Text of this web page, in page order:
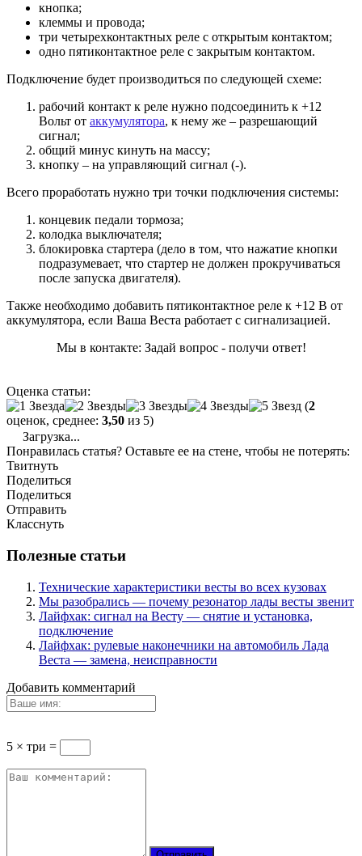
кнопка;
клеммы и провода;
три четырехконтактных реле с открытым контактом;
одно пятиконтактное реле с закрытым контактом.
Подключение будет производиться по следующей схеме:
рабочий контакт к реле нужно подсоединить к +12
Вольт от аккумулятора, к нему же – разрешающий
сигнал;
общий минус кинуть на массу;
кнопку – на управляющий сигнал (-).
Всего проработать нужно три точки подключения системы:
концевик педали тормоза;
колодка выключателя;
блокировка стартера (дело в том, что нажатие кнопки
подразумевает, что стартер не должен прокручиваться
после запуска двигателя).
Также необходимо добавить пятиконтактное реле к +12 В от
аккумулятора, если Ваша Веста работает с сигнализацией.
Мы в контакте: Задай вопрос - получи ответ!
Оценка статьи:
(2
оценок, среднее: 3,50 из 5)
Загрузка...
Понравилась статья? Оставьте ее на стене, чтобы не потерять:
Твитнуть
Поделиться
Поделиться
Отправить
Класснуть
Полезные статьи
Технические характеристики весты во всех кузовах
Мы разобрались — почему резонатор лады весты звенит
Лайфхак: сигнал на Весту — снятие и установка,
подключение
Лайфхак: рулевые наконечники на автомобиль Лада
Веста — замена, неисправности
Добавить комментарий
5 × три =